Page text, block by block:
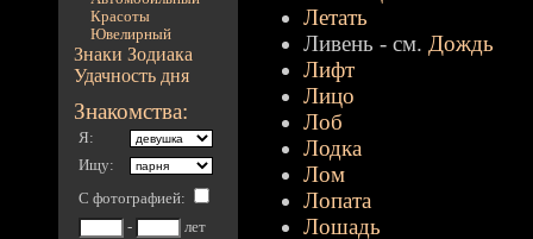
Красоты
Ювелирный
Знаки Зодиака
Удачность дня
Знакомства:
Я:
Ищу:
С фотографией:
-
лет
Летать
Ливень - см. Дождь
Лифт
Лицо
Лоб
Лодка
Лом
Лопата
Лошадь